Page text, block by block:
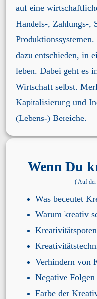
auf eine
Handels-, Zahlungs-,
dazu entschieden, in
leben. Dabei geht es
Wirtschaft selbst.
Kapitalisierung und
(Lebens-) Bereiche.
Wenn Du
( Auf der
Was bedeutet
Warum kreativ
Verhindern von
Negative
Farbe der